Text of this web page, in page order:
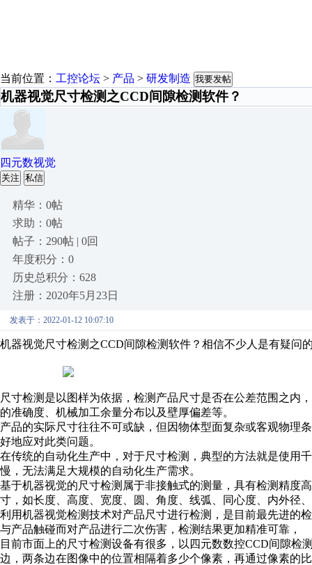
当前位置： 工控论坛 > 产品 > 研发制造 我要发帖
机器视觉尺寸检测之CCD间隙检测软件？
四元数视觉
关注 私信
精华：0帖
求助：0帖
帖子：290帖 | 0回
年度积分：0
历史总积分：628
注册：2020年5月23日
发表于：2022-01-12 10:07:10
机器视觉尺寸检测之CCD间隙检测软件？相信不少人是有疑问
尺寸检测是以图样为依据，检测产品尺寸是否在公差范围之内
的准确度、机械加工余量分布以及壁厚偏差等。
产品的实际尺寸往往不可或缺，但因物体型面复杂或客观物理
好地应对此类问题。
在传统的自动化生产中，对于尺寸检测，典型的方法就是使用
慢，无法满足大规模的自动化生产需求。
基于机器视觉的尺寸检测属于非接触式的测量，具有检测精度
寸，如长度、高度、宽度、圆、角度、线弧、同心度、内外径
利用机器视觉检测技术对产品尺寸进行检测，是目前最先进的
与产品触碰而对产品进行二次伤害，检测结果更加精准可靠，
目前市面上的尺寸检测设备有很多，以四元数数控CCD间隙
边，两条边在图像中的位置相隔着多少个像素，再通过像素的